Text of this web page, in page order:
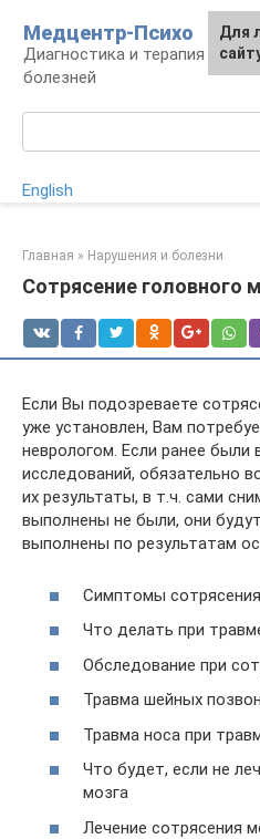
контенту
Медцентр-Психо
Диагностика и терапия
болезней
English
Главная » Нарушения и болезни
Сотрясение головного
Если Вы подозреваете
уже установлен, Вам
неврологом. Если ранее
исследований, обязательно
их результаты, в т.ч. сами
выполнены не были, они
выполнены по результатам
Симптомы
Что делать при
Обследование при
Травма шейных
Травма носа при
Что будет, если не
мозга
Лечение сотрясения
Для